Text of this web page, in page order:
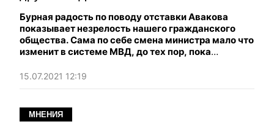
Бурная радость по поводу отставки Авакова
показывает незрелость нашего гражданского
общества. Сама по себе смена министра мало что
изменит в системе МВД, до тех пор, пока
конкретных участковых на местах.
15.07.2021 12:19
МНЕНИЯ